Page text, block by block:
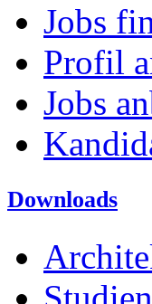
Jobs
Profil
Jobs
Downloads